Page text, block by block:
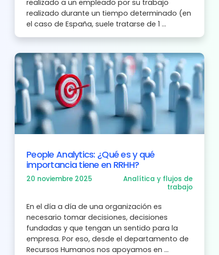
realizado a un empleado por su trabajo
realizado durante un tiempo determinado (en
el caso de España, suele tratarse de 1 ...
People Analytics: ¿Qué es y qué
importancia tiene en RRHH?
20 noviembre 2025
Analítica y flujos de
trabajo
En el día a día de una organización es
necesario tomar decisiones, decisiones
fundadas y que tengan un sentido para la
empresa. Por eso, desde el departamento de
Recursos Humanos nos apoyamos en ...